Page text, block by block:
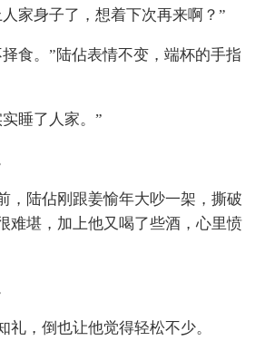
家身子了，想着下次再来啊？”
食。”陆佔表情不变，端杯的手指
睡了人家。”
，陆佔刚跟姜愉年大吵一架，撕破
难堪，加上他又喝了些酒，心里愤
礼，倒也让他觉得轻松不少。